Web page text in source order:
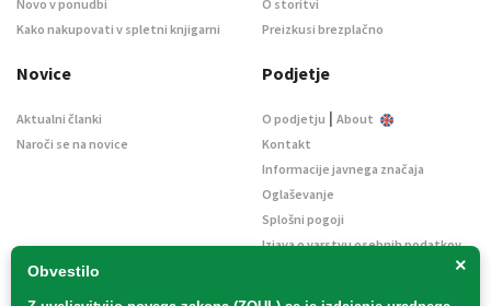
×
Obvestilo
Novo v ponudbi
Kako nakupovati v spletni knjigarni
O storitvi
Preizkusi brezplačno
Novice
Aktualni članki
Naroči se na novice
Podjetje
O podjetju | About
Kontakt
Informacije javnega značaja
Oglaševanje
Splošni pogoji
Izjava o varstvu osebnih podatkov